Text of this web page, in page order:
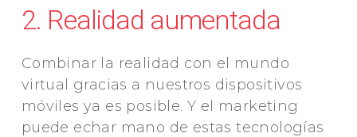
2. Realidad aumentada
Combinar la realidad con el mundo
virtual gracias a nuestros dispositivos
móviles ya es posible. Y el marketing
puede echar mano de estas tecnologías